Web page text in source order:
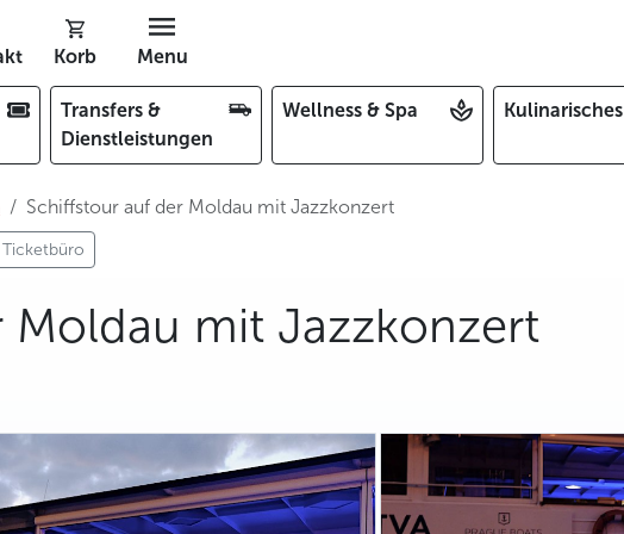
Korb Menu
Transfers &
Dienstleistungen
Wellness & Spa Kulinarisches
Schiffstour auf der Moldau mit Jazzkonzert
Ticketbüro
mit Jazzkonzert